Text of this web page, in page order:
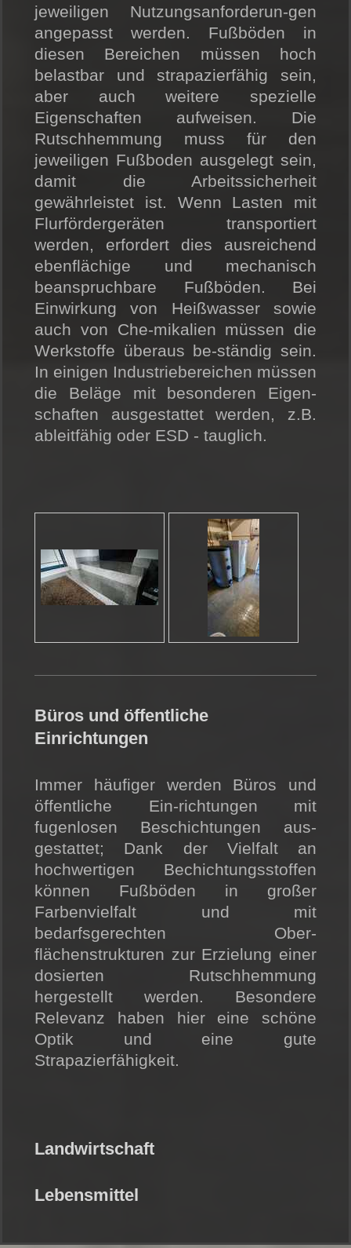
jeweiligen Nutzungsanforderun-gen
angepasst werden. Fußböden in
diesen Bereichen müssen hoch
belastbar und strapazierfähig sein,
aber auch weitere spezielle
Eigenschaften aufweisen. Die
Rutschhemmung muss für den
jeweiligen Fußboden ausgelegt sein,
damit die Arbeitssicherheit
gewährleistet ist. Wenn Lasten mit
Flurfördergeräten transportiert
werden, erfordert dies ausreichend
ebenflächige und mechanisch
beanspruchbare Fußböden. Bei
Einwirkung von Heißwasser sowie
auch von Che-mikalien müssen die
Werkstoffe überaus be-ständig sein.
In einigen Industriebereichen müssen
die Beläge mit besonderen Eigen-
schaften ausgestattet werden, z.B.
ableitfähig oder ESD - tauglich.
Büros und öffentliche
Einrichtungen
Immer häufiger werden Büros und
öffentliche Ein-richtungen mit
fugenlosen Beschichtungen aus-
gestattet; Dank der Vielfalt an
hochwertigen Bechichtungsstoffen
können Fußböden in großer
Farbenvielfalt und mit
bedarfsgerechten Ober-
flächenstrukturen zur Erzielung einer
dosierten Rutschhemmung
hergestellt werden. Besondere
Relevanz haben hier eine schöne
Optik und eine gute
Strapazierfähigkeit.
Landwirtschaft
Lebensmittel